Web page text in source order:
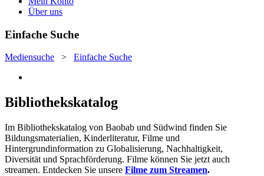
Über uns
Einfache Suche
Mediensuche > Einfache Suche
Bibliothekskatalog
Im Bibliothekskatalog von Baobab und Südwind finden Sie
Bildungsmaterialien, Kinderliteratur, Filme und
Hintergrundinformation zu Globalisierung, Nachhaltigkeit,
Diversität und Sprachförderung. Filme können Sie jetzt auch
streamen. Entdecken Sie unsere Filme zum Streamen.